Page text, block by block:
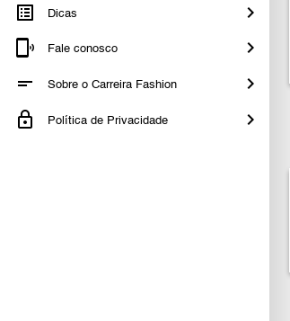
Dicas
Fale conosco
Sobre o Carreira Fashion
Política de Privacidade